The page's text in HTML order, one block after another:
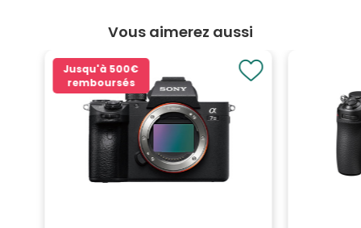
Vous aimerez aussi
Jusqu'à 500€
remboursés